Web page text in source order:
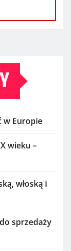
w Europie
wieku –
włoską i
sprzedaży